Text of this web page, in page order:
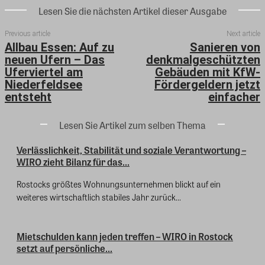
Lesen Sie die nächsten Artikel dieser Ausgabe
Previous article
Allbau Essen: Auf zu
neuen Ufern – Das
Uferviertel am
Niederfeldsee
entsteht
Next article
Sanieren von
denkmalgeschützten
Gebäuden mit KfW-
Fördergeldern jetzt
einfacher
Lesen Sie Artikel zum selben Thema
Verlässlichkeit, Stabilität und soziale Verantwortung –
WIRO zieht Bilanz für das...
Rostocks größtes Wohnungsunternehmen blickt auf ein
weiteres wirtschaftlich stabiles Jahr zurück...
Mietschulden kann jeden treffen – WIRO in Rostock
setzt auf persönliche...